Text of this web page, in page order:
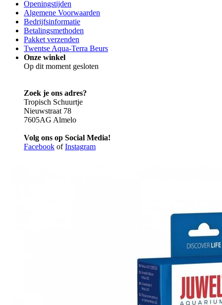
Openingstijden
Algemene Voorwaarden
Bedrijfsinformatie
Betalingsmethoden
Pakket verzenden
Twentse Aqua-Terra Beurs
Onze winkel
Op dit moment gesloten
Zoek je ons adres?
Tropisch Schuurtje
Nieuwstraat 78
7605AG Almelo
Volg ons op Social Media!
Facebook ofInstagram